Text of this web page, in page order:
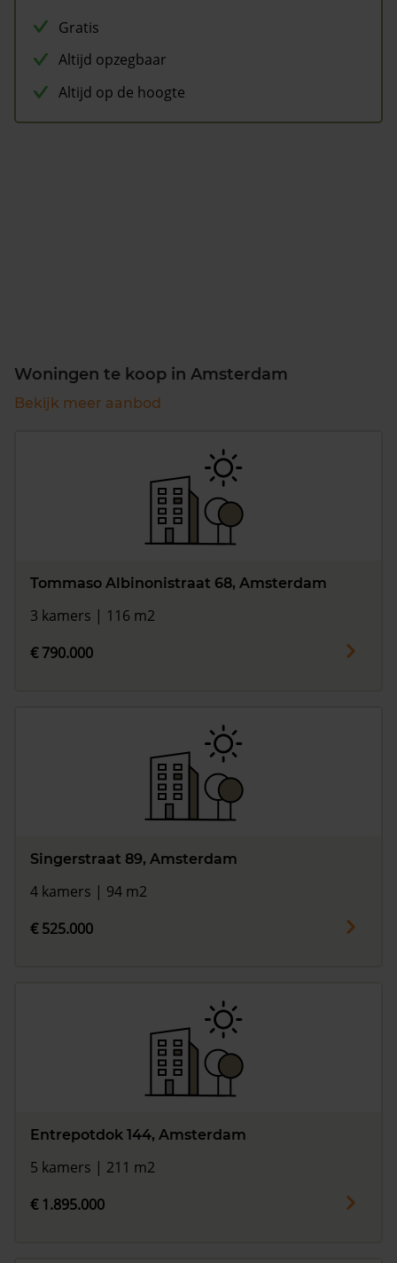
Gratis
Altijd opzegbaar
Altijd op de hoogte
Woningen te koop in Amsterdam
Bekijk meer aanbod
Tommaso Albinonistraat 68, Amsterdam
3 kamers | 116 m2
€ 790.000
Singerstraat 89, Amsterdam
4 kamers | 94 m2
€ 525.000
Entrepotdok 144, Amsterdam
5 kamers | 211 m2
€ 1.895.000